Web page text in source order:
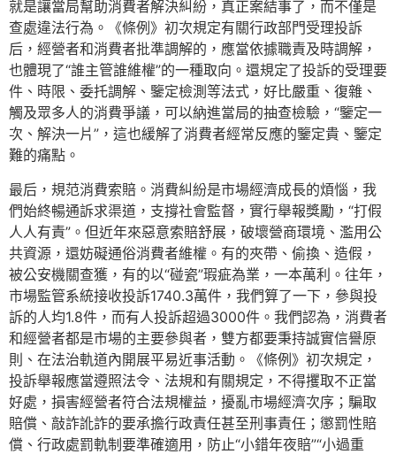
就是讓當局幫助消費者解決糾紛，真正案結事了，而不僅是
查處違法行為。《條例》初次規定有關行政部門受理投訴
后，經營者和消費者批準調解的，應當依據職責及時調解，
也體現了“誰主管誰維權”的一種取向。還規定了投訴的受理要
件、時限、委托調解、鑒定檢測等法式，好比嚴重、復雜、
觸及眾多人的消費爭議，可以納進當局的抽查檢驗，“鑒定一
次、解決一片”，這也緩解了消費者經常反應的鑒定貴、鑒定
難的痛點。
最后，規范消費索賠。消費糾紛是市場經濟成長的煩惱，我
們始終暢通訴求渠道，支撐社會監督，實行舉報獎勵，“打假
人人有責”。但近年來惡意索賠舒展，破壞營商環境、濫用公
共資源，還妨礙通俗消費者維權。有的夾帶、偷換、造假，
被公安機關查獲，有的以“碰瓷”瑕疵為業，一本萬利。往年，
市場監管系統接收投訴1740.3萬件，我們算了一下，參與投
訴的人均1.8件，而有人投訴超過3000件。我們認為，消費者
和經營者都是市場的主要參與者，雙方都要秉持誠實信譽原
則、在法治軌道內開展平易近事活動。《條例》初次規定，
投訴舉報應當遵照法令、法規和有關規定，不得攫取不正當
好處，損害經營者符合法規權益，擾亂市場經濟次序；騙取
賠償、敲詐訛詐的要承擔行政責任甚至刑事責任；懲罰性賠
償、行政處罰軌制要準確適用，防止“小錯年夜賠”“小過重